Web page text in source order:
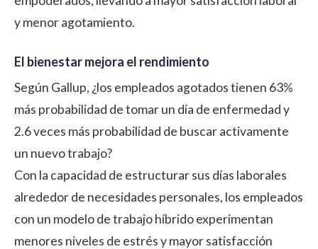
y menor agotamiento.
El bienestar mejora el rendimiento
Según Gallup, ¿los empleados agotados tienen 63%
más probabilidad de tomar un día de enfermedad y
2.6 veces más probabilidad de buscar activamente
un nuevo trabajo?
Con la capacidad de estructurar sus días laborales
alrededor de necesidades personales, los empleados
con un modelo de trabajo híbrido experimentan
menores niveles de estrés y mayor satisfacción